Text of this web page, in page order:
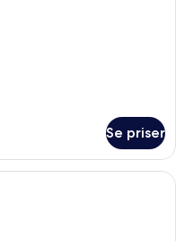
Se priser
stue med pejs,